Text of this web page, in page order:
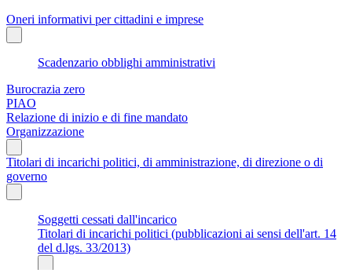
Oneri informativi per cittadini e imprese
Scadenzario obblighi amministrativi
Burocrazia zero
PIAO
Relazione di inizio e di fine mandato
Organizzazione
Titolari di incarichi politici, di amministrazione, di direzione o di
governo
Soggetti cessati dall'incarico
Titolari di incarichi politici (pubblicazioni ai sensi dell'art. 14
del d.lgs. 33/2013)